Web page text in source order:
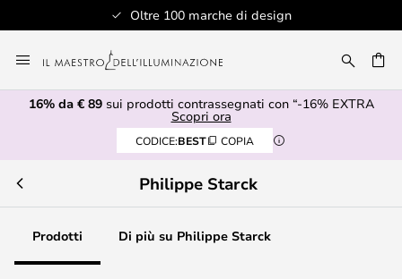
Oltre 100 marche di design
al
contenuto
16% da € 89sui prodotti contrassegnati con “-16% EXTRA
Scopri ora
CODICE:BEST COPIA
Philippe Starck
Prodotti Di più su Philippe Starck